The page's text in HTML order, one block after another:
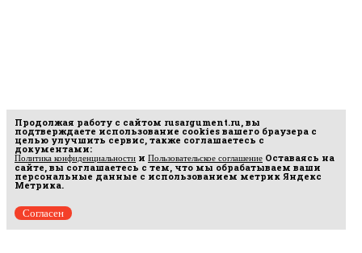
Продолжая работу с сайтом rusargument.ru, вы
подтверждаете использование cookies вашего браузера с
целью улучшить сервис, также соглашаетесь с
документами:
Политика конфиденциальности и Пользовательское соглашение Оставаясь на
сайте, вы соглашаетесь с тем, что мы обрабатываем ваши
персональные данные с использованием метрик Яндекс
Метрика.
Согласен